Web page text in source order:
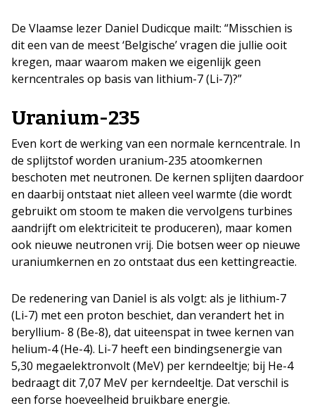
De Vlaamse lezer Daniel Dudicque mailt: “Misschien is
dit een van de meest ‘Belgische’ vragen die jullie ooit
kregen, maar waarom maken we eigenlijk geen
kerncentrales op basis van lithium-7 (Li-7)?”
Uranium-235
Even kort de werking van een normale kerncentrale. In
de splijtstof worden uranium-235 atoomkernen
beschoten met neutronen. De kernen splijten daardoor
en daarbij ontstaat niet alleen veel warmte (die wordt
gebruikt om stoom te maken die vervolgens turbines
aandrijft om elektriciteit te produceren), maar komen
ook nieuwe neutronen vrij. Die botsen weer op nieuwe
uraniumkernen en zo ontstaat dus een kettingreactie.
De redenering van Daniel is als volgt: als je lithium-7
(Li-7) met een proton beschiet, dan verandert het in
beryllium- 8 (Be-8), dat uiteenspat in twee kernen van
helium-4 (He-4). Li-7 heeft een bindingsenergie van
5,30 megaelektronvolt (MeV) per kerndeeltje; bij He-4
bedraagt dit 7,07 MeV per kerndeeltje. Dat verschil is
een forse hoeveelheid bruikbare energie.